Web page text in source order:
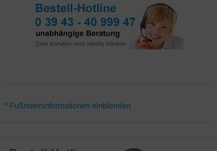
*Für alle Aktionen gilt eine Mindestvertragslaufzeit von 24
* Fußnoteninformationen einblenden